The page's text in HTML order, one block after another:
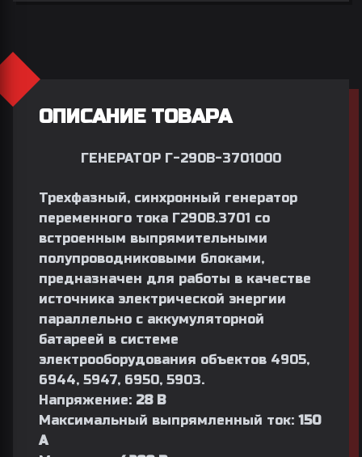
ОПИСАНИЕ ТОВАРА
ГЕНЕРАТОР Г-290В-3701000
Трехфазный, синхронный генератор
переменного тока Г290В.3701 со
встроенным выпрямительными
полупроводниковыми блоками,
предназначен для работы в качестве
источника электрической энергии
параллельно с аккумуляторной
батареей в системе
электрооборудования объектов 4905,
6944, 5947, 6950, 5903.
Напряжение: 28 В
Максимальный выпрямленный ток: 150
А